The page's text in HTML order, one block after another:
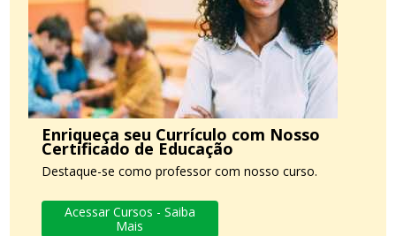
Enriqueça seu Currículo com Nosso
Certificado de Educação
Destaque-se como professor com nosso curso.
Acessar Cursos - Saiba
Mais